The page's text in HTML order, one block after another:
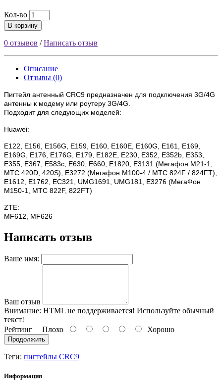
Кол-во
В корзину
0 отзывов /Написать отзыв
Описание
Отзывы (0)
Пигтейл антенный CRC9 предназначен для подключения 3G/4G
антенны к модему или роутеру 3G/4G.
Подходит для следующих моделей:
Huawei:
E122, E156, E156G, E159, E160, E160E, E160G, E161, E169,
E169G, E176, E176G, E179, E182E, E230, E352, E352b, E353,
E355, E367, E583c, E630, E660, E1820, E3131 (Мегафон М21-1,
МТС 420D, 420S), E3272 (Мегафон M100-4 / МТС 824F / 824FT),
E1612, E1762, EC321, UMG1691, UMG181, E3276 (МегаФон
М150-1, МТС 822F, 822FT)
ZTE:
MF612, MF626
Написать отзыв
Ваше имя:
Ваш отзыв
Внимание: HTML не поддерживается! Используйте обычный
текст!
Рейтинг Плохо Хорошо
Продолжить
Теги: пигтейлы CRC9
Информация